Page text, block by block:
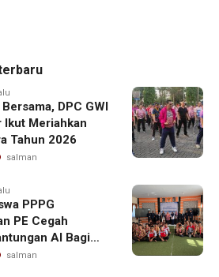
DPC GWI
Ikut Meriahkan
Tahun 2026
salman
PPPG
Cegah
AI Bagi
salman